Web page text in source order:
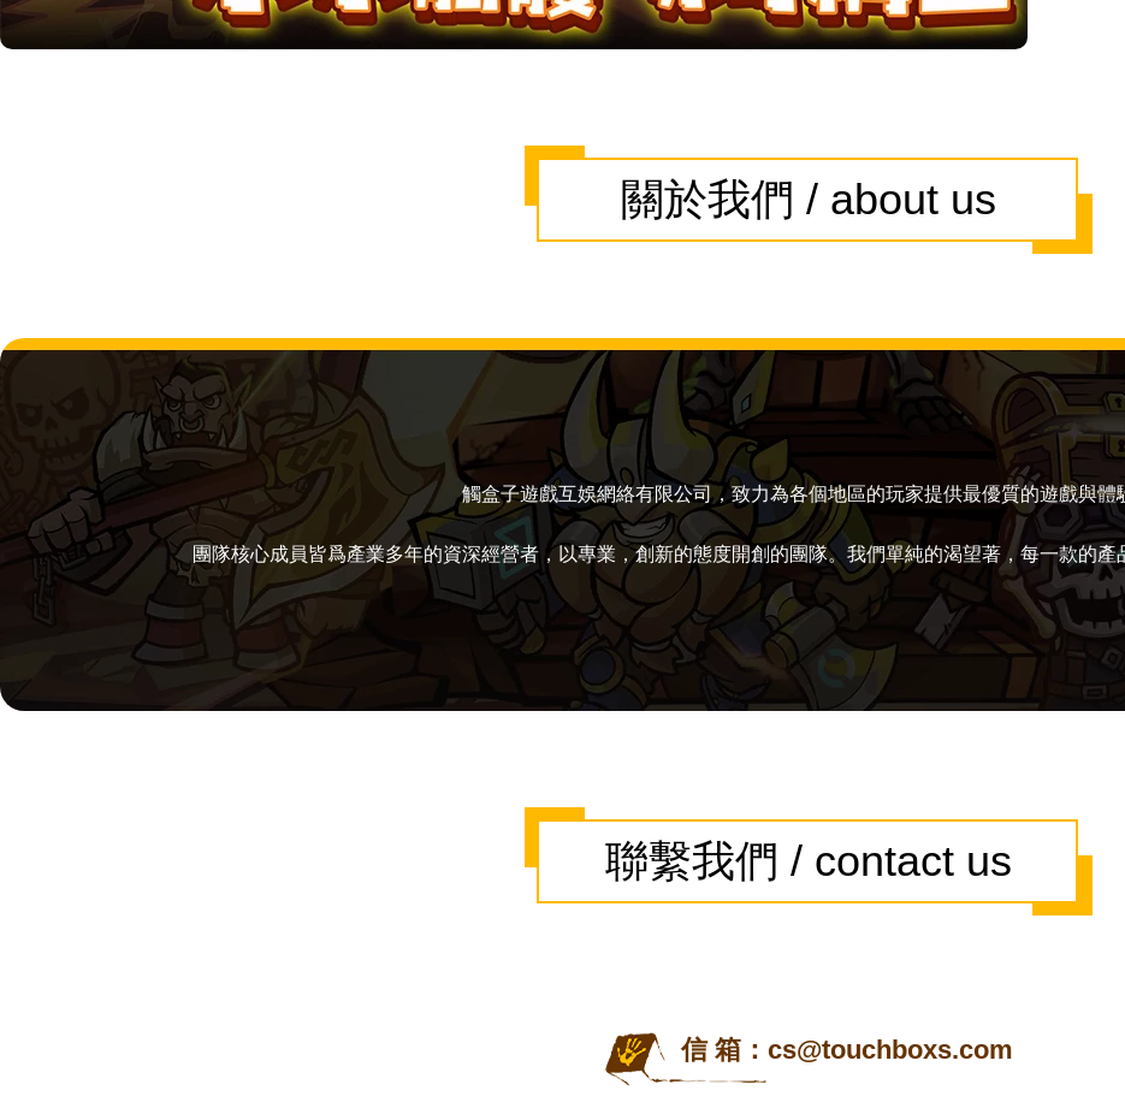
關於我們 / about us
觸盒子遊戲互娛網絡有限公司，致力為各個地區的玩家提供最優質的遊戲與體
團隊核心成員皆爲產業多年的資深經營者，以專業，創新的態度開創的團隊。我們單純的渴望著，每一款的
聯繫我們 / contact us
信 箱： cs@touchboxs.com